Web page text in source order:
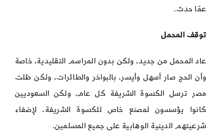
عمّا حدث.
توقف المحمل
عاد المحمل من جديد، ولكن بدون المراسم التقليدية، خاصة
وأن الحج صار أسهل وأيسر، بالبواخر والطائرات، ولكن ظلت
مصر ترسل الكسوة الشريفة كل عام، ولكن السعوديين
كانوا يؤسسون لمصنع خاص للكسوة الشريفة، لإضفاء
شرعيتهم الدينية الوهابية على جميع المسلمين.